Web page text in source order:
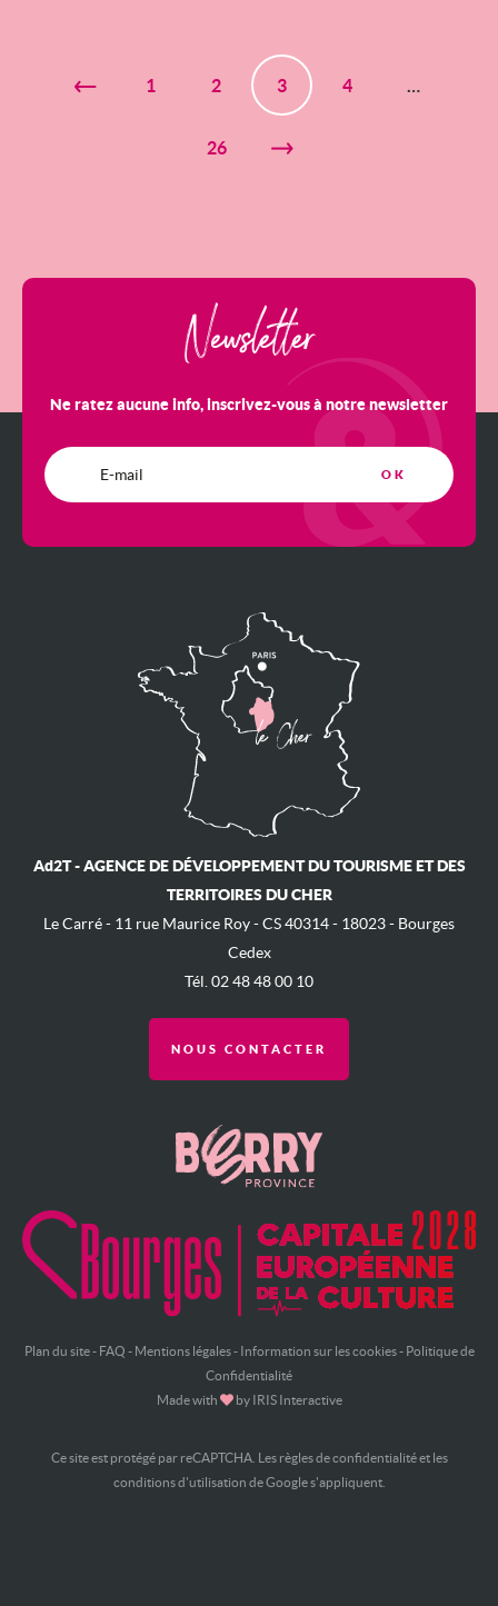
1 2 3 4 …
26
Newsletter
Ne ratez aucune info, inscrivez-vous à notre newsletter
Ad2T - AGENCE DE DÉVELOPPEMENT DU TOURISME ET DES
TERRITOIRES DU CHER
Le Carré - ​11 rue Maurice Roy - ​CS 40314 - 18023 - Bourges
Cedex
Tél. 02 48 48 00 10
NOUS CONTACTER
Plan du site- FAQ - Mentions légales- Information sur les cookies- Politique de
Confidentialité
Made with
by IRIS Interactive
Ce site est protégé par reCAPTCHA. Les règles de confidentialitéet les
conditions d'utilisation de Google s'appliquent.